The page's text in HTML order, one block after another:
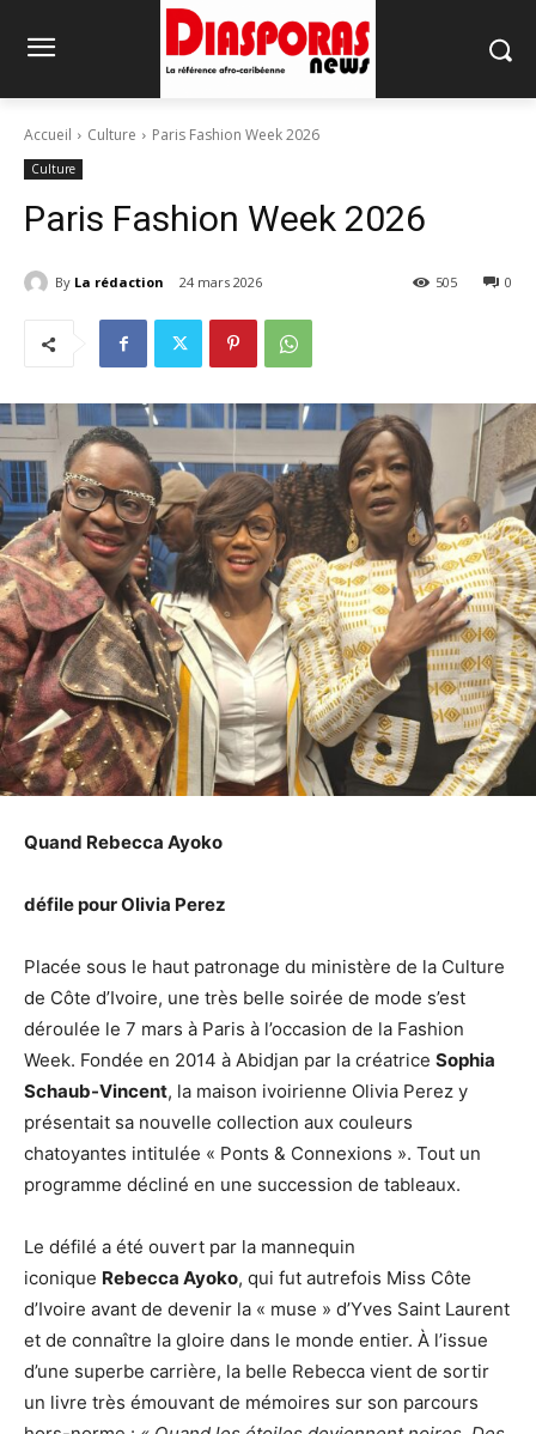
Accueil Culture Paris Fashion Week 2026
Culture
Paris Fashion Week 2026
By La rédaction 24 mars 2026 0
505
Quand Rebecca Ayoko
défile pour Olivia Perez
Placée sous le haut patronage du ministère de la Culture
de Côte d’Ivoire, une très belle soirée de mode s’est
déroulée le 7 mars à Paris à l’occasion de la Fashion
Week. Fondée en 2014 à Abidjan par la créatrice Sophia
Schaub-Vincent, la maison ivoirienne Olivia Perez y
présentait sa nouvelle collection aux couleurs
chatoyantes intitulée « Ponts & Connexions ». Tout un
programme décliné en une succession de tableaux.
Le défilé a été ouvert par la mannequin
iconique Rebecca Ayoko, qui fut autrefois Miss Côte
d’Ivoire avant de devenir la « muse » d’Yves Saint Laurent
et de connaître la gloire dans le monde entier. À l’issue
d’une superbe carrière, la belle Rebecca vient de sortir
un livre très émouvant de mémoires sur son parcours